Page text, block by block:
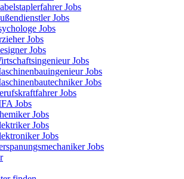
Jobs
Jobs
Jobs
Jobs
Jobs
Jobs
Jobs
Jobs
Jobs
Jobs
Jobs
Jobs
Jobs
Jobs